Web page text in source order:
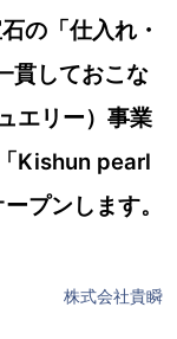
の「仕入れ・
貫しておこな
エリー）事業
Kishun pearl
プンします。
株式会社貴瞬